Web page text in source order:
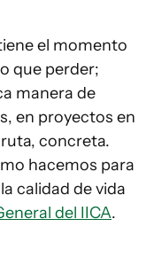
el momento
que perder;
manera de
en proyectos en
concreta.
hacemos para
calidad de vida
del IICA.